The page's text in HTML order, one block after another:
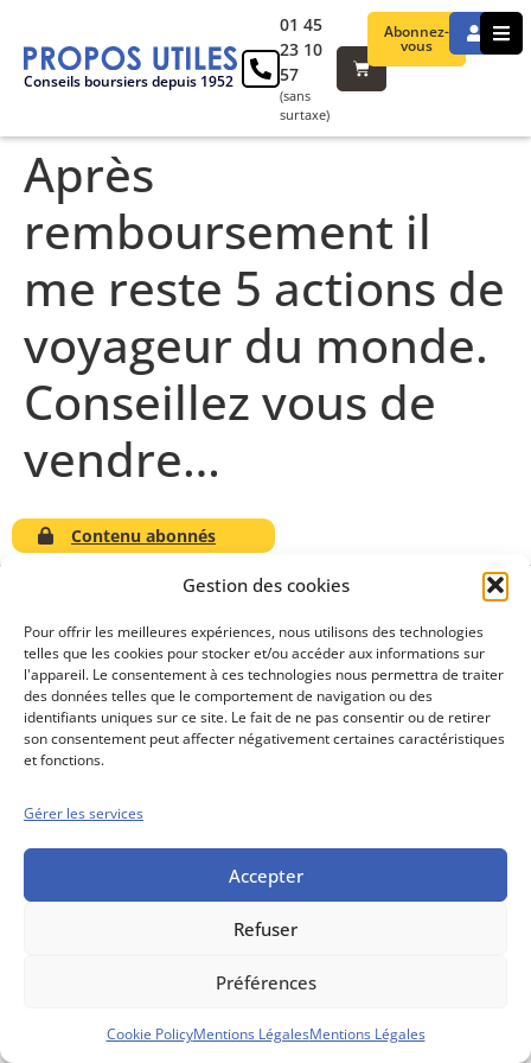
Gestion des cookies
Pour offrir les meilleures expériences, nous utilisons des technologies
telles que les cookies pour stocker et/ou accéder aux informations sur
l'appareil. Le consentement à ces technologies nous permettra de traiter
des données telles que le comportement de navigation ou des
identifiants uniques sur ce site. Le fait de ne pas consentir ou de retirer
son consentement peut affecter négativement certaines caractéristiques
et fonctions.
Gérer les services
Accepter
Refuser
Préférences
Cookie PolicyMentions LégalesMentions Légales
Conseils boursiers depuis 1952
Abonnez-
vous
01 45
23 10
57
(sans
surtaxe)
Après
remboursement il
me reste 5 actions de
voyageur du monde.
Conseillez vous de
vendre…
Contenu abonnés
Conseils boursiers depuis 1952
Propos Utiles est
une publication
des Editions
Marigny